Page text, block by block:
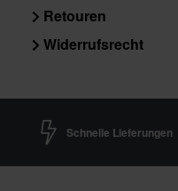
Retouren
Widerrufsrecht
Schnelle Lieferungen